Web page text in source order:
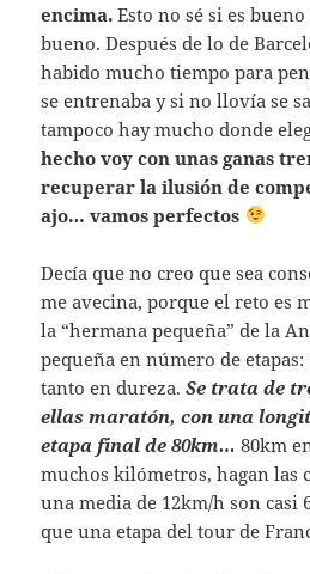
encima. Esto no sé si es
bueno. Después de lo de
habido mucho tiempo para
se entrenaba y si no llovía se
tampoco hay mucho donde
hecho voy con unas ganas
recuperar la ilusión de
ajo… vamos perfectos
Decía que no creo que sea
me avecina, porque el reto es
la “hermana pequeña” de la
pequeña en número de
tanto en dureza.Se trata de
ellas maratón, con una
etapa final de 80km… 80km
muchos kilómetros, hagan las
una media de 12km/h son casi
que una etapa del tour de